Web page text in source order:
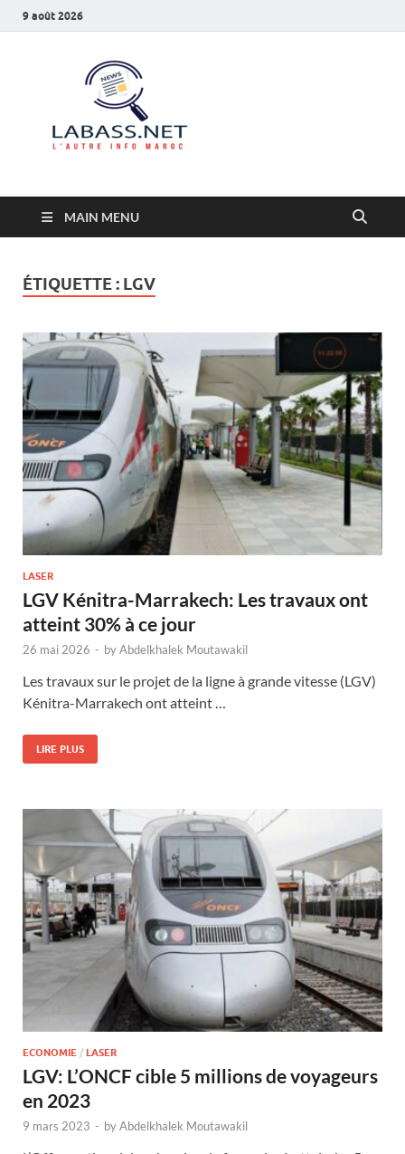
9 août 2026
MAIN MENU
ÉTIQUETTE : LGV
LASER
LGV Kénitra-Marrakech: Les travaux ont
atteint 30% à ce jour
26 mai 2026 - byAbdelkhalek Moutawakil
Les travaux sur le projet de la ligne à grande vitesse (LGV)
Kénitra-Marrakech ont atteint …
LIRE PLUS
ECONOMIE / LASER
LGV: L’ONCF cible 5 millions de voyageurs
en 2023
9 mars 2023 - byAbdelkhalek Moutawakil